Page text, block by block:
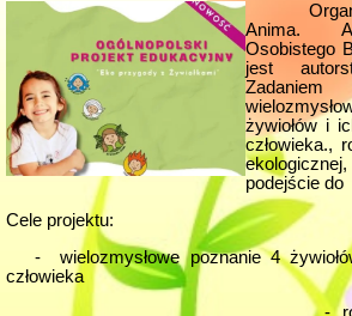
Anima.
Osobistego
jest
żywiołów
człowieka.,
podejście
Cele projektu:
- wielozmysłowe poznanie 4
człowieka